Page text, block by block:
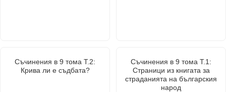
Съчинения в 9 тома Т.2:
Крива ли е съдбата?
Съчинения в 9 тома Т.1:
Страници из книгата за
страданията на българския
народ